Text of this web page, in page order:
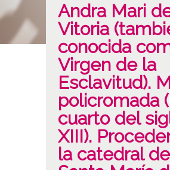
Andra Mari
Vitoria
conocida
Virgen de la
Esclavitud).
policromada
cuarto del
XIII).
la catedral de